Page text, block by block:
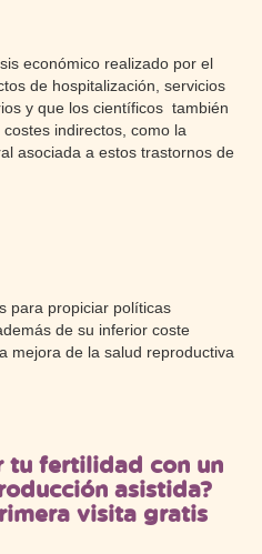
económico realizado por el
de hospitalización, servicios
y que los científicos también
indirectos, como la
asociada a estos trastornos de
para propiciar políticas
de su inferior coste
mejora de la salud reproductiva
tu fertilidad con un
asistida?
visita gratis